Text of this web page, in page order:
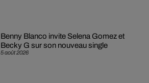
5 août 2026
Benny Blanco invite Selena Gomez et
Becky G sur son nouveau single